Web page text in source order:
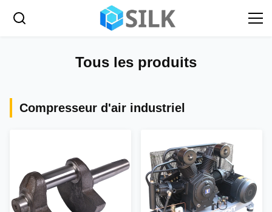
Tous les produits
Compresseur d'air industriel